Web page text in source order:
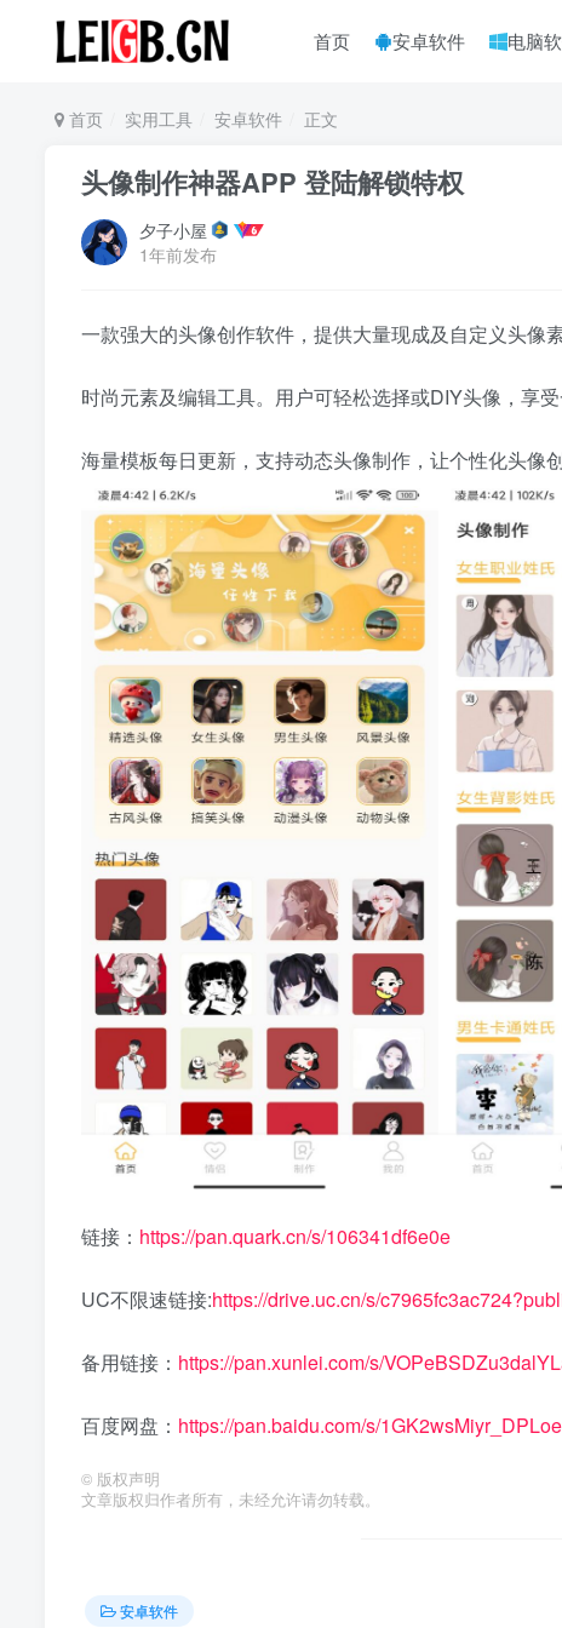
首页 安卓软件 电脑
首页 实用工具 安卓软件 正文
头像制作神器APP 登陆解锁特权
夕子小屋
1年前发布
一款强大的头像创作软件，提供大量现成及自定义头像
时尚元素及编辑工具。用户可轻松选择或DIY头像，享
海量模板每日更新，支持动态头像制作，让个性化头像
链接： https://pan.quark.cn/s/106341df6e0e
UC不限速链接:https://drive.uc.cn/s/
备用链接： https://pan.xunlei.com/s/
百度网盘： https://pan.baidu.com/s/
© 版权声明
文章版权归作者所有，未经允许请勿转载。
安卓软件